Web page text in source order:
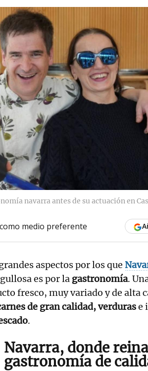
navarra antes de su actuación en
medio preferente
aspectos por los que
es por la gastronomía.
fresco, muy variado y de alta
de gran calidad, verdurase
.
Navarra, donde
gastronomía de